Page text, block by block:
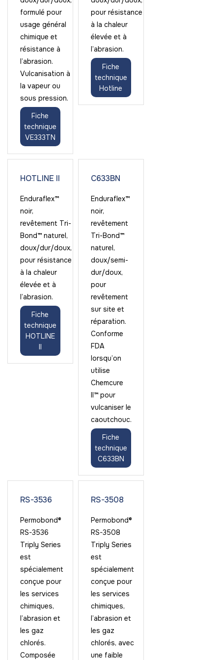
formulé pour
usage général
chimique et
résistance à
l’abrasion.
Vulcanisation à
la vapeur ou
sous pression.
Fiche
technique
VE333TN
pour résistance
à la chaleur
élevée et à
l’abrasion.
Fiche
technique
Hotline
HOTLINE II
Enduraflex™
noir,
revêtement Tri-
Bond™ naturel,
doux/dur/doux,
pour résistance
à la chaleur
élevée et à
l’abrasion.
Fiche
technique
HOTLINE
II
C633BN
Enduraflex™
noir,
revêtement
Tri-Bond™
naturel,
doux/semi-
dur/doux,
pour
revêtement
sur site et
réparation.
Conforme
FDA
lorsqu’on
utilise
Chemcure
II™ pour
vulcaniser le
caoutchouc.
Fiche
technique
C633BN
RS-3536
Permobond®
RS-3536
Triply Series
est
spécialement
conçue pour
les services
chimiques,
l’abrasion et
les gaz
chlorés.
Composée
RS-3508
Permobond®
RS-3508
Triply Series
est
spécialement
conçue pour
les services
chimiques,
l’abrasion et
les gaz
chlorés, avec
une faible